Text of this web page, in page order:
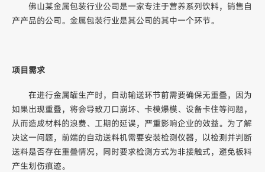
佛山某金属包装行业公司是一家专注于营养系列饮料，销售自
产产品的公司。金属包装行业是其公司的其中一个环节。
项目需求
在进行金属罐生产时，自动输送环节前需要确保无重叠，因为
如果出现重叠，将会导致刀口崩坏、卡模爆模、设备卡住等问题，
从而造成材料的浪费、工期的延误，严重影响企业的效益。为了解
决这一问题，前端的自动送料机需要安装检测仪器，以检测并判断
送料是否存在重叠情况，同时要求检测方式为非接触式，避免板料
产生划伤痕迹。